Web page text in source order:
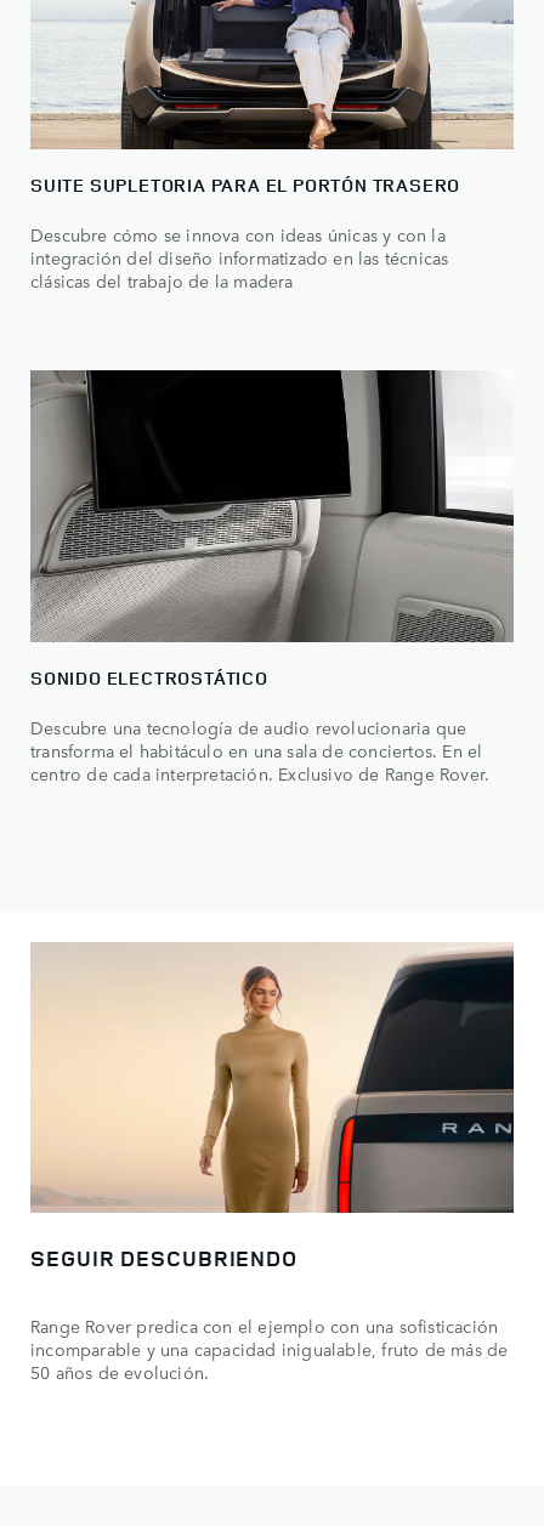
SUITE SUPLETORIA PARA EL PORTÓN TRASERO
Descubre cómo se innova con ideas únicas y con la
integración del diseño informatizado en las técnicas
clásicas del trabajo de la madera
SONIDO ELECTROSTÁTICO
Descubre una tecnología de audio revolucionaria que
transforma el habitáculo en una sala de conciertos. En el
centro de cada interpretación. Exclusivo de Range Rover.
SEGUIR DESCUBRIENDO
Range Rover predica con el ejemplo con una sofisticación
incomparable y una capacidad inigualable, fruto de más de
50 años de evolución.